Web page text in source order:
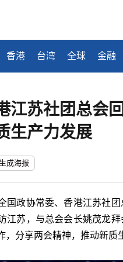
香港 台湾 全球 金融
江苏社团总会
生产力发展
成海报
国政协常委、香港江苏社
江苏，与总会会长姚茂龙
，分享两会精神，推动新质